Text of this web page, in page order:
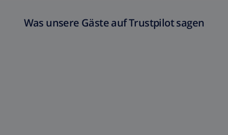
Was unsere Gäste auf Trustpilot sagen